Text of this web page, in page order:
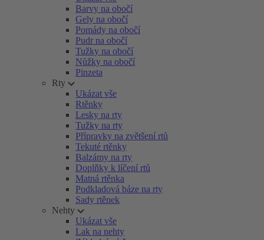
Barvy na obočí
Gely na obočí
Pomády na obočí
Pudr na obočí
Tužky na obočí
Nůžky na obočí
Pinzeta
Rty
Ukázat vše
Rtěnky
Lesky na rty
Tužky na rty
Přípravky na zvětšení rtů
Tekuté rtěnky
Balzámy na rty
Doplňky k líčení rtů
Matná rtěnka
Podkladová báze na rty
Sady rtěnek
Nehty
Ukázat vše
Lak na nehty